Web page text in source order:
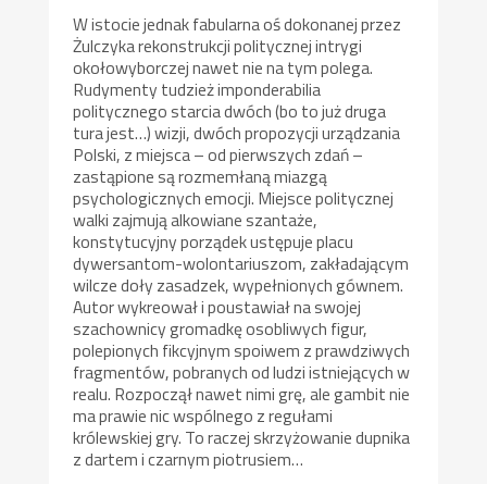
W istocie jednak fabularna oś dokonanej przez
Żulczyka rekonstrukcji politycznej intrygi
okołowyborczej nawet nie na tym polega.
Rudymenty tudzież imponderabilia
politycznego starcia dwóch (bo to już druga
tura jest…) wizji, dwóch propozycji urządzania
Polski, z miejsca – od pierwszych zdań –
zastąpione są rozmemłaną miazgą
psychologicznych emocji. Miejsce politycznej
walki zajmują alkowiane szantaże,
konstytucyjny porządek ustępuje placu
dywersantom-wolontariuszom, zakładającym
wilcze doły zasadzek, wypełnionych gównem.
Autor wykreował i poustawiał na swojej
szachownicy gromadkę osobliwych figur,
polepionych fikcyjnym spoiwem z prawdziwych
fragmentów, pobranych od ludzi istniejących w
realu. Rozpoczął nawet nimi grę, ale gambit nie
ma prawie nic wspólnego z regułami
królewskiej gry. To raczej skrzyżowanie dupnika
z dartem i czarnym piotrusiem…